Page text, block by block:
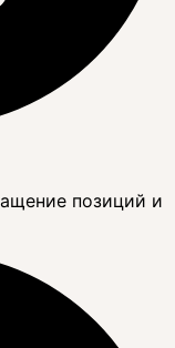
позиций и